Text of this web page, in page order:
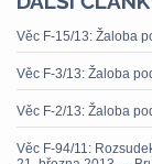
Věc F-15/13: Žaloba
Věc F-3/13: Žaloba
Věc F-2/13: Žaloba
Věc F-94/11: